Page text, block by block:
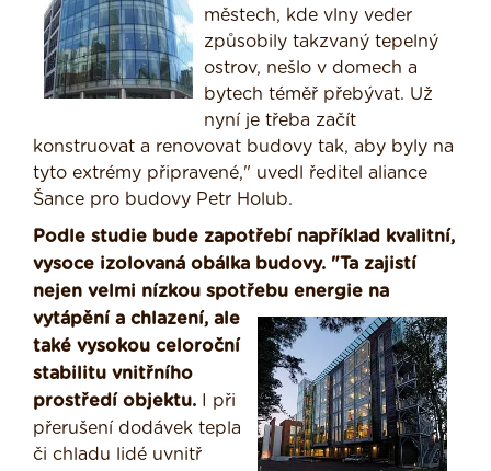
městech, kde vlny veder
způsobily takzvaný tepelný
ostrov, nešlo v domech a
bytech téměř přebývat. Už
nyní je třeba začít
konstruovat a renovovat budovy tak, aby byly na
tyto extrémy připravené," uvedl ředitel aliance
Šance pro budovy Petr Holub.
Podle studie bude zapotřebí například kvalitní,
vysoce izolovaná obálka budovy. "Ta zajistí
nejen velmi nízkou spotřebu energie na
vytápění a chlazení, ale
také vysokou celoroční
stabilitu vnitřního
prostředí objektu. I při
přerušení dodávek tepla
či chladu lidé uvnitř